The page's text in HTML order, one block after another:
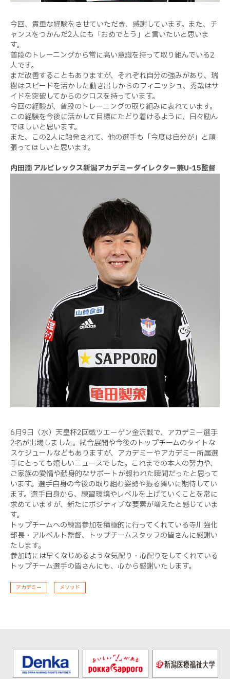
今回、貴重な経験をさせていただき、感謝しています。また、チ
ャンスをつかんだ2人にも「おめでとう」と言いたいと思いま
す。
普段のトレーニングから常に高い意識を持って取り組んでいる2
人です。
まだ改善することもありますが、それぞれ自分の強みがあり、瑞
樹はスピードを活かした動き出しからのフィニッシュ、秀哉はサ
イドを突破してからのクロスを持っています。
今回の経験が、普段のトレーニングの取り組みに表れています。
この経験を今後に活かして目標にたどり着けるように、日々励ん
でほしいと思います。
また、この2人に触発されて、他の選手も「今度は自分が」と頑
張ってほしいと思います。
内田潤 アルビレックス新潟アカデミーダイレクター兼U-15監督
6月9日（水）天皇杯2回戦ツエーゲン金沢戦で、アカデミー選手
2名が出場しました。試合展開や今後のトップチームのタイトな
スケジュールなどもありますが、アカデミーやアカデミー所属選
手にとっても嬉しいニュースでした。これまでの本人の努力や、
ご家族の愛情や献身的なサポートが報われた瞬間だったと思って
います。選手自身の今後の取り組む姿勢や振る舞いに期待してい
ます。選手自身から、練習環境やレベルを上げていくことを常に
求めていますが、新たにポジティブな要素が増えたと感じていま
す。
トップチームへの練習参加を積極的に行ってくれている寺川強化
部長・アルベルト監督、トップチームスタッフの皆さんに感謝い
たします。
参加時には早くなじめるような気配り・心配りをしてくれている
トップチーム選手の皆さんにも、心から感謝いたします。
アカデミー メソッド